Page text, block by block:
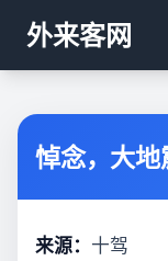
外来客网
悼念，大
来源： 十驾